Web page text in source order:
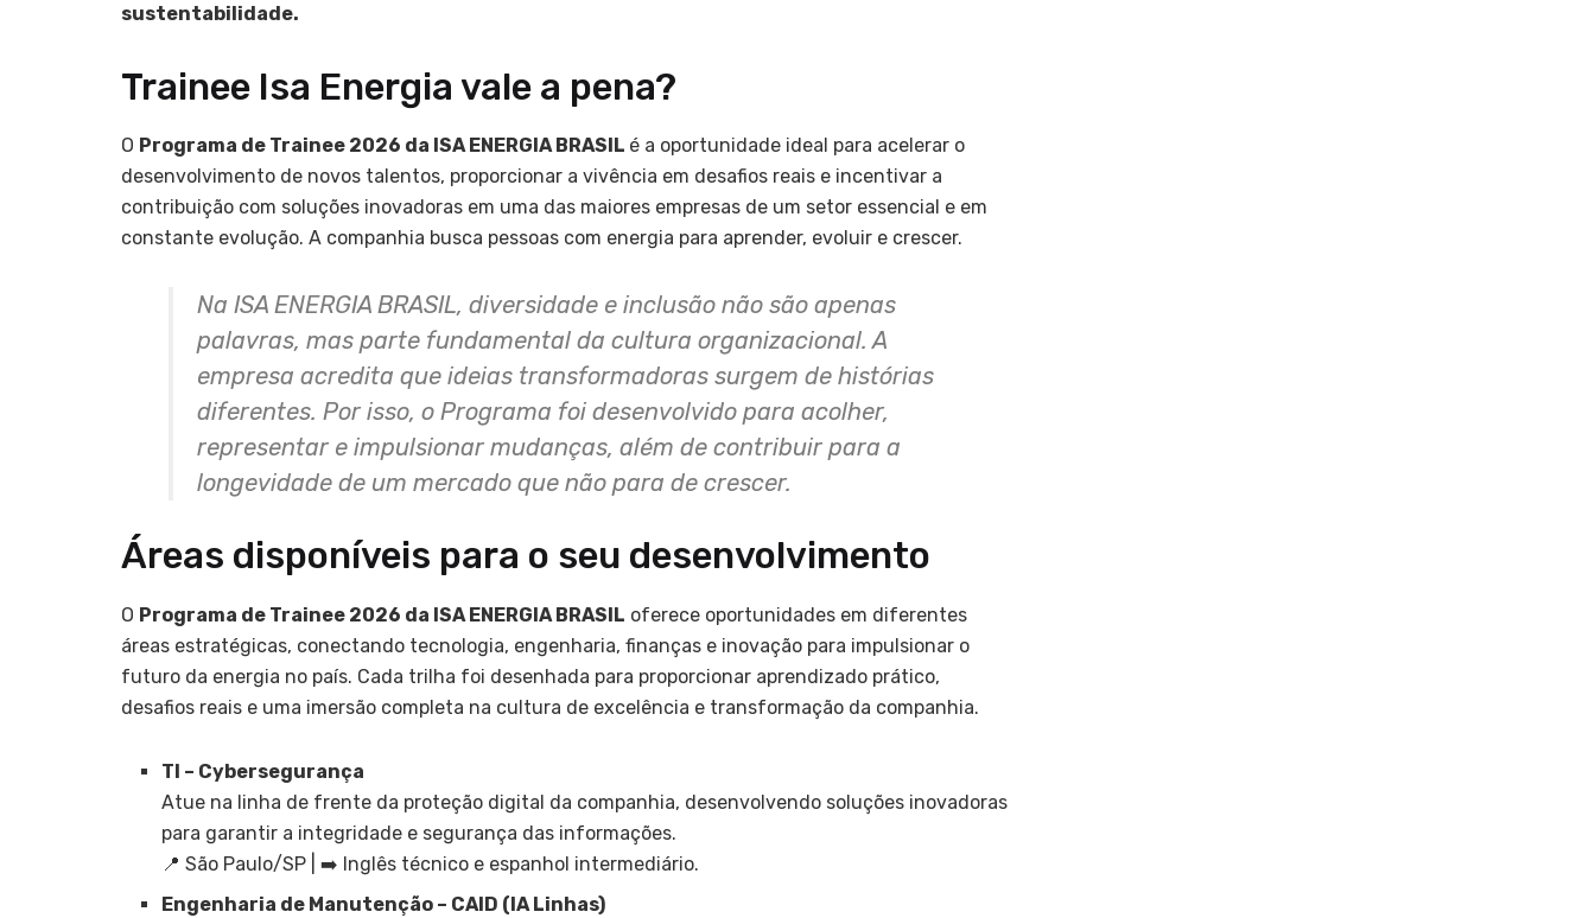
sustentabilidade.
Trainee Isa Energia vale a pena?
O Programa de Trainee 2026 da ISA ENERGIA BRASIL é a oportunidade ideal para acelerar o
desenvolvimento de novos talentos, proporcionar a vivência em desafios reais e incentivar a
contribuição com soluções inovadoras em uma das maiores empresas de um setor essencial e em
constante evolução. A companhia busca pessoas com energia para aprender, evoluir e crescer.
Na ISA ENERGIA BRASIL, diversidade e inclusão não são apenas
palavras, mas parte fundamental da cultura organizacional. A
empresa acredita que ideias transformadoras surgem de histórias
diferentes. Por isso, o Programa foi desenvolvido para acolher,
representar e impulsionar mudanças, além de contribuir para a
longevidade de um mercado que não para de crescer.
Áreas disponíveis para o seu desenvolvimento
O Programa de Trainee 2026 da ISA ENERGIA BRASIL oferece oportunidades em diferentes
áreas estratégicas, conectando tecnologia, engenharia, finanças e inovação para impulsionar o
futuro da energia no país. Cada trilha foi desenhada para proporcionar aprendizado prático,
desafios reais e uma imersão completa na cultura de excelência e transformação da companhia.
TI – Cybersegurança
Atue na linha de frente da proteção digital da companhia, desenvolvendo soluções inovadoras
para garantir a integridade e segurança das informações.
📍 São Paulo/SP | ➡️ Inglês técnico e espanhol intermediário.
Engenharia de Manutenção – CAID (IA Linhas)